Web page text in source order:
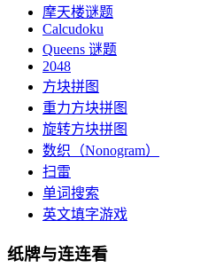
摩天楼谜题
Calcudoku
Queens 谜题
2048
方块拼图
重力方块拼图
旋转方块拼图
数织（Nonogram）
扫雷
单词搜索
英文填字游戏
纸牌与连连看